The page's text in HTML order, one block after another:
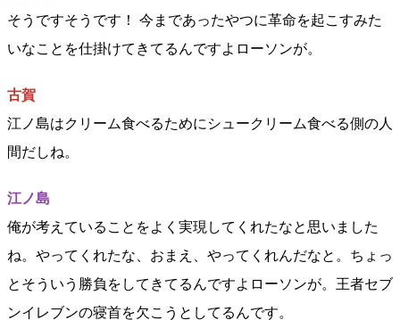
そうですそうです！ 今まであったやつに革命を起こすみた
いなことを仕掛けてきてるんですよローソンが。
古賀
江ノ島はクリーム食べるためにシュークリーム食べる側の人
間だしね。
江ノ島
俺が考えていることをよく実現してくれたなと思いました
ね。やってくれたな、おまえ、やってくれんだなと。ちょっ
とそういう勝負をしてきてるんですよローソンが。王者セブ
ンイレブンの寝首を欠こうとしてるんです。